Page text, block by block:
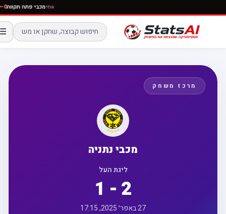
חימכבי פתח
☰
מרכז משחק
מכבי נתניה
ליגת העל
1 - 2
27 באפר׳ 2025, 17:15